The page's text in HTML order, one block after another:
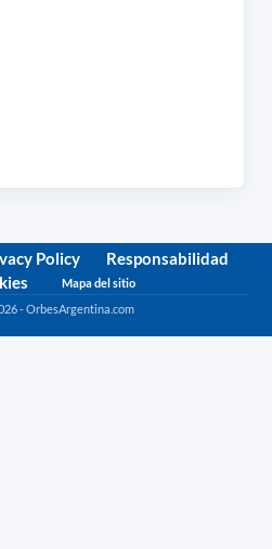
Policy
Responsabilidad
Mapa del sitio
- OrbesArgentina.com